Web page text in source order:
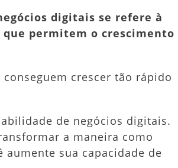
digitais se refere à
permitem o crescimento
crescer tão rápido
de negócios digitais.
a maneira como
sua capacidade de